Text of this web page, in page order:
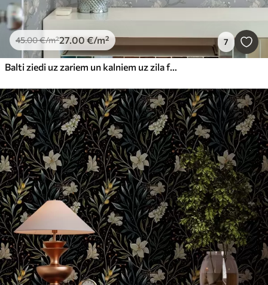
45.00€/m²27.00 €/m² 7
Balti ziedi uz zariem un kalniem uz zila fona